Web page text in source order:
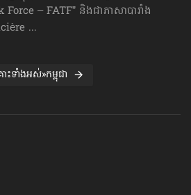
– FATF” និងជាភាសាបារាំង
...
ះទាំងអស់»កម្ពុជា